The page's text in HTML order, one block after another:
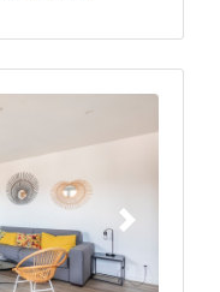
Suivant